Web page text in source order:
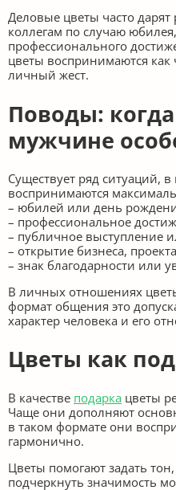
Деловые цветы часто
коллегам по случаю
профессионального
цветы воспринимаются как
личный жест.
Поводы:
мужчине
Существует ряд ситуаций,
воспринимаются
– юбилей или день
– профессиональное
– публичное выступление
– открытие бизнеса,
– знак благодарности или
В личных отношениях
формат общения это
характер человека и его
Цветы как
В качестве подарка цветы
Чаще они дополняют
в таком формате они
гармонично.
Цветы помогают задать
подчеркнуть значимость